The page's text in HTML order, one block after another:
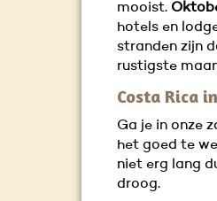
mooist.
hotels en
stranden zijn
rustigste
Costa Rica
Ga je in onze
het goed te
niet erg lang
droog.